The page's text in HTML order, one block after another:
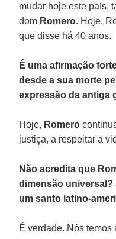
mudar hoje este país,
dom Romero. Hoje,
que disse há 40 anos.
É uma afirmação
desde a sua morte
expressão da antiga
Hoje, Romero
justiça, a respeitar a
Não acredita que
dimensão universal?
um santo latino-
É verdade. Nós temos